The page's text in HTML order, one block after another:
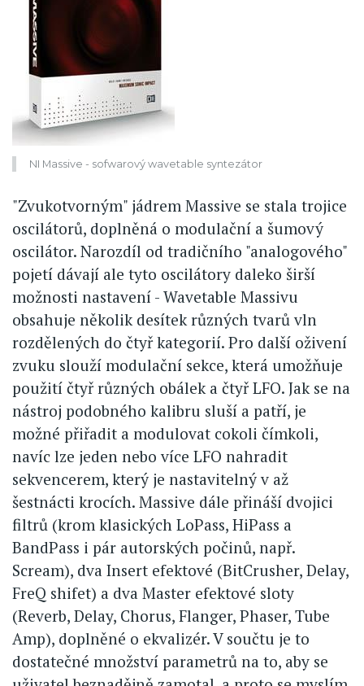
NI Massive - sofwarový wavetable syntezátor
"Zvukotvorným" jádrem Massive se stala trojice
oscilátorů, doplněná o modulační a šumový
oscilátor. Narozdíl od tradičního "analogového"
pojetí dávají ale tyto oscilátory daleko širší
možnosti nastavení - Wavetable Massivu
obsahuje několik desítek různých tvarů vln
rozdělených do čtyř kategorií. Pro další oživení
zvuku slouží modulační sekce, která umožňuje
použití čtyř různých obálek a čtyř LFO. Jak se na
nástroj podobného kalibru sluší a patří, je
možné přiřadit a modulovat cokoli čímkoli,
navíc lze jeden nebo více LFO nahradit
sekvencerem, který je nastavitelný v až
šestnácti krocích. Massive dále přináší dvojici
filtrů (krom klasických LoPass, HiPass a
BandPass i pár autorských počinů, např.
Scream), dva Insert efektové (BitCrusher, Delay,
FreQ shifet) a dva Master efektové sloty
(Reverb, Delay, Chorus, Flanger, Phaser, Tube
Amp), doplněné o ekvalizér. V součtu je to
dostatečné množství parametrů na to, aby se